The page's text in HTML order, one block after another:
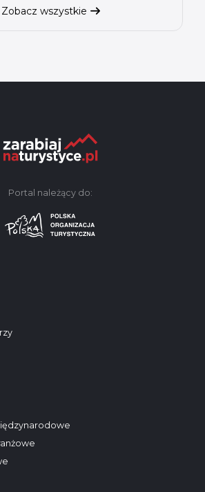
Zobacz wszystkie
Portal należący do: